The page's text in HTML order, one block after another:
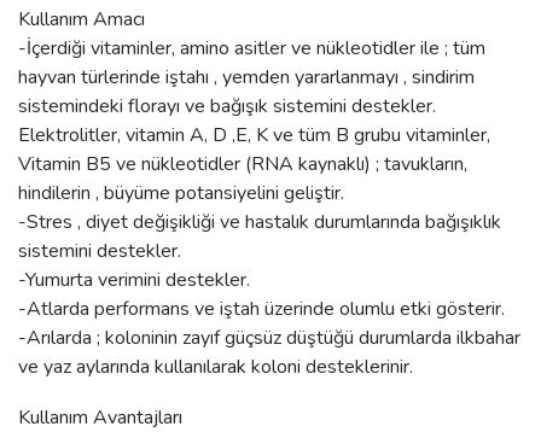
Kullanım Amacı
-İçerdiği vitaminler, amino asitler ve nükleotidler ile ; tüm
hayvan türlerinde iştahı , yemden yararlanmayı , sindirim
sistemindeki florayı ve bağışık sistemini destekler.
Elektrolitler, vitamin A, D ,E, K ve tüm B grubu vitaminler,
Vitamin B5 ve nükleotidler (RNA kaynaklı) ; tavukların,
hindilerin , büyüme potansiyelini geliştir.
-Stres , diyet değişikliği ve hastalık durumlarında bağışıklık
sistemini destekler.
-Yumurta verimini destekler.
-Atlarda performans ve iştah üzerinde olumlu etki gösterir.
-Arılarda ; koloninin zayıf güçsüz düştüğü durumlarda ilkbahar
ve yaz aylarında kullanılarak koloni desteklerinir.
Kullanım Avantajları